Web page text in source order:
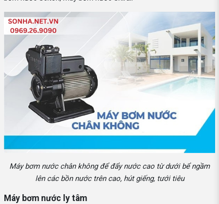
Máy bơm nước chân không để đẩy nước cao từ dưới bể ngầm
lên các bồn nước trên cao, hút giếng, tưới tiêu
Máy bơm nước ly tâm